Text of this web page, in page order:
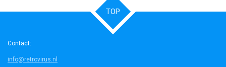
TOP
Contact:
info@retrovirus.nl